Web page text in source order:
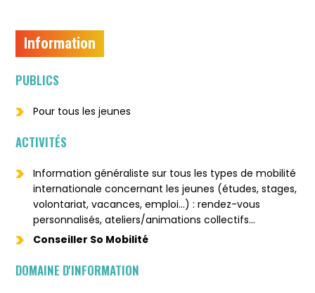
Information
PUBLICS
Pour tous les jeunes
ACTIVITÉS
Information généraliste sur tous les types de mobilité
internationale concernant les jeunes (études, stages,
volontariat, vacances, emploi...) : rendez-vous
personnalisés, ateliers/animations collectifs...
Conseiller So Mobilité
DOMAINE D'INFORMATION